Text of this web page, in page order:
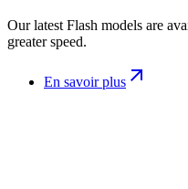
Our latest Flash models are
greater speed.
En savoir plus